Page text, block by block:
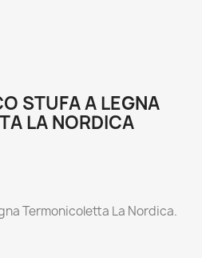
STUFA A LEGNA
LA NORDICA
Termonicoletta La Nordica.